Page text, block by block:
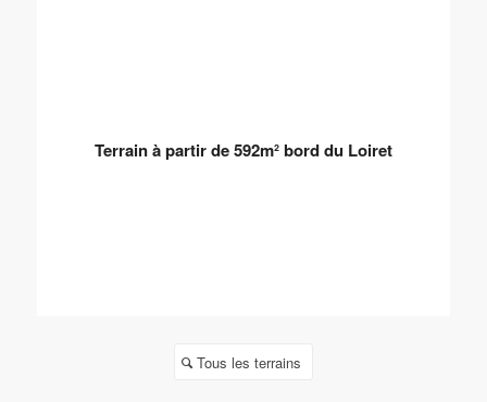
Terrain à partir de 592m² bord du Loiret
Tous les terrains